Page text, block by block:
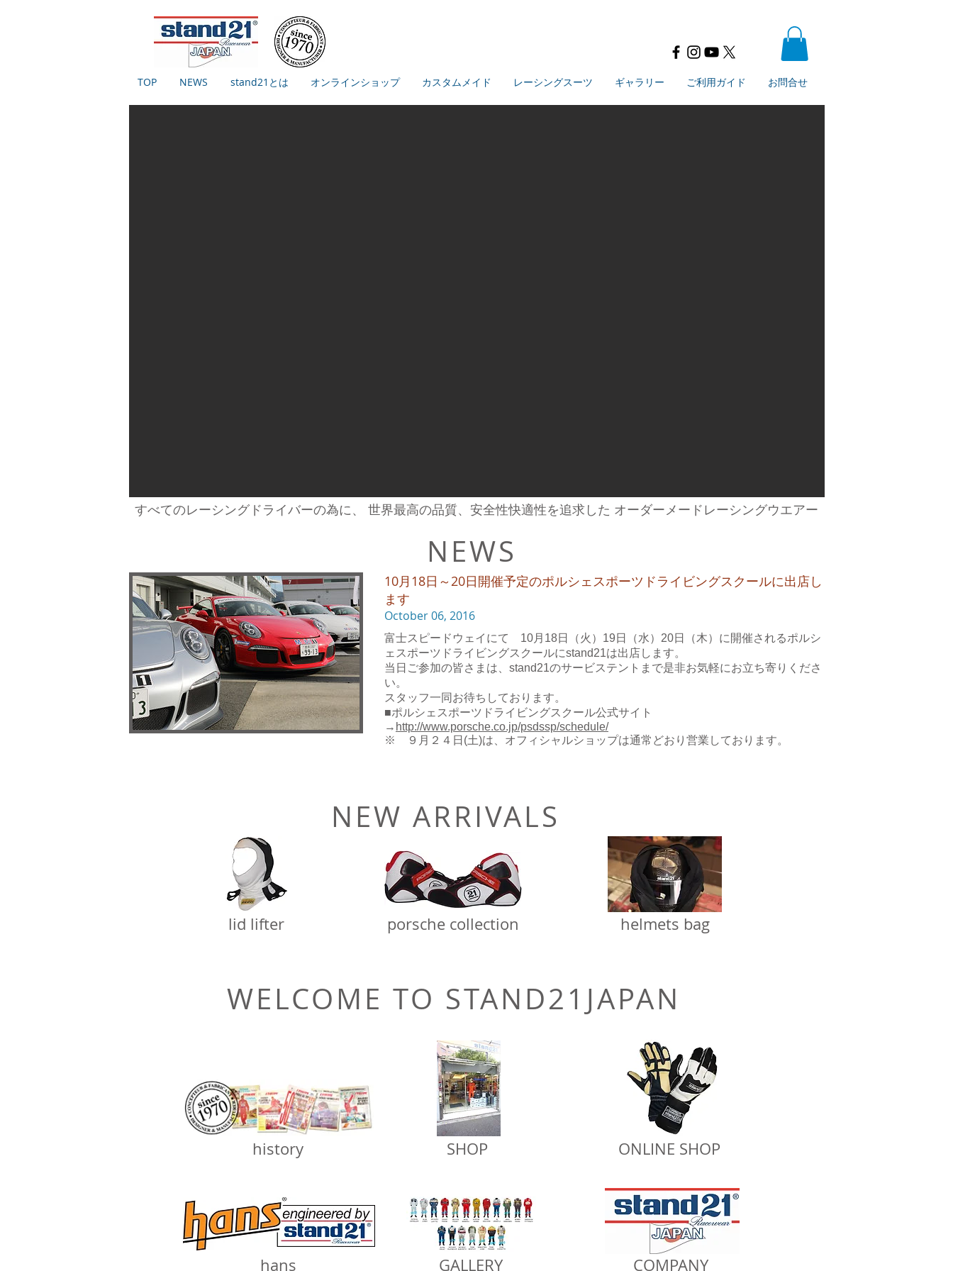
TOP NEWS stand21とは オンラインショップ カスタムメイド レーシングスーツ ギャラリー ご利用ガイド お問合せ
すべてのレーシングドライバーの為に、 世界最高の品質、安全性快適性を追求した オーダーメードレーシングウエアー
NEWS
10月18日～20日開催予定のポルシェスポーツドライビングスクールに出店し
ます
October 06, 2016
富士スピードウェイにて 10月18日（火）19日（水）20日（木）に開催されるポルシ
ェスポーツドライビングスクールにstand21は出店します。
当日ご参加の皆さまは、stand21のサービステントまで是非お気軽にお立ち寄りくださ
い。
スタッフ一同お待ちしております。
■ポルシェスポーツドライビングスクール公式サイト
→ http://www.porsche.co.jp/psdssp/schedule/
※ ９月２４日(土)は、オフィシャルショップは通常どおり営業しております。
lid lifter
NEW ARRIVALS
porsche collection helmets bag
WELCOME TO STAND21JAPAN
history SHOP ONLINE SHOP
hans GALLERY COMPANY